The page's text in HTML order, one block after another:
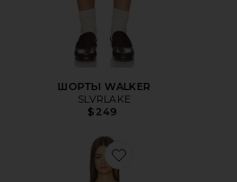
ШОРТЫ WALKER
SLVRLAKE
$249
Favorite ПЛАТЬЕ ZENITH